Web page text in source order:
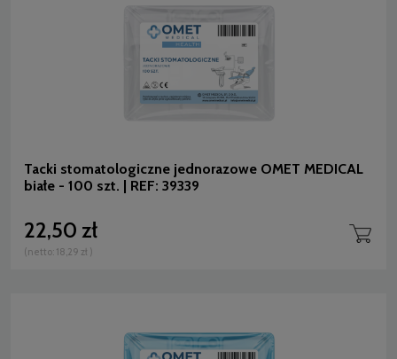
Tacki stomatologiczne jednorazowe OMET MEDICAL
białe - 100 szt. | REF: 39339
22,50 zł
(netto: 18,29 zł )